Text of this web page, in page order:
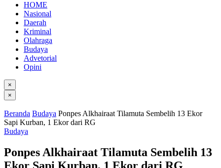
HOME
Nasional
Daerah
Kriminal
Olahraga
Budaya
Advetorial
Opini
×
×
Beranda Budaya Ponpes Alkhairaat Tilamuta Sembelih 13 Ekor
Sapi Kurban, 1 Ekor dari RG
Budaya
Ponpes Alkhairaat Tilamuta Sembelih 13